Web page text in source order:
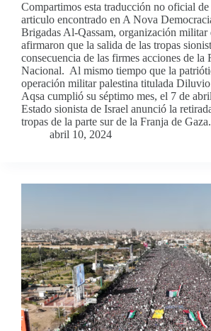
Compartimos esta traducción no oficial de
articulo encontrado en A Nova
Brigadas Al-Qassam, organización militar
afirmaron que la salida de las tropas
consecuencia de las firmes acciones de la
Nacional. Al mismo tiempo que la
operación militar palestina titulada
Aqsa cumplió su séptimo mes, el 7 de
Estado sionista de Israel anunció la
tropas de la parte sur de la Franja de
abril 10, 2024